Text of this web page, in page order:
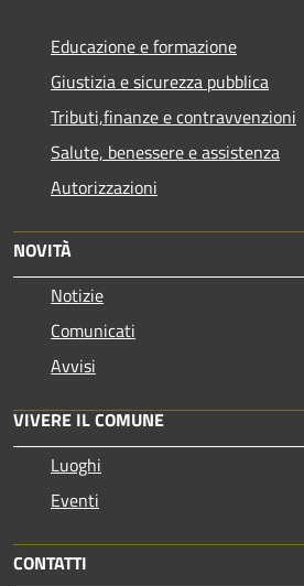
Educazione e formazione
Giustizia e sicurezza pubblica
Tributi,finanze e contravvenzioni
Salute, benessere e assistenza
Autorizzazioni
NOVITÀ
Notizie
Comunicati
Avvisi
VIVERE IL COMUNE
Luoghi
Eventi
CONTATTI